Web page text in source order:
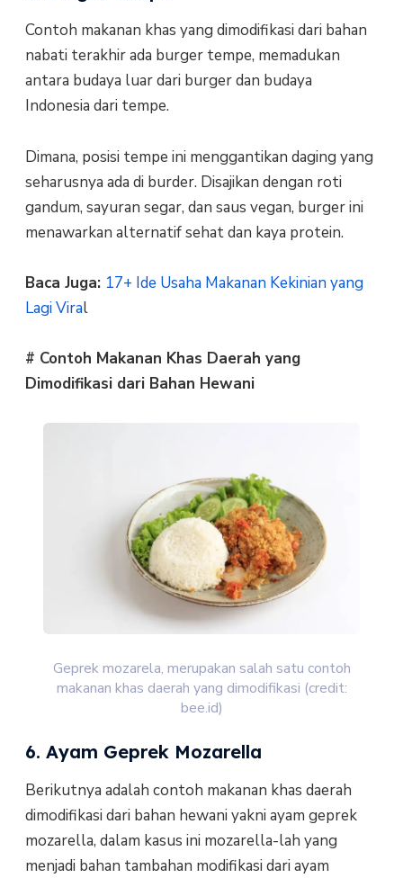
Contoh makanan khas yang dimodifikasi dari bahan
nabati terakhir ada burger tempe, memadukan
antara budaya luar dari burger dan budaya
Indonesia dari tempe.
Dimana, posisi tempe ini menggantikan daging yang
seharusnya ada di burder. Disajikan dengan roti
gandum, sayuran segar, dan saus vegan, burger ini
menawarkan alternatif sehat dan kaya protein.
Baca Juga: 17+ Ide Usaha Makanan Kekinian yang
Lagi Viral
# Contoh Makanan Khas Daerah yang
Dimodifikasi dari Bahan Hewani
Geprek mozarela, merupakan salah satu contoh
makanan khas daerah yang dimodifikasi (credit:
bee.id)
6. Ayam Geprek Mozarella
Berikutnya adalah contoh makanan khas daerah
dimodifikasi dari bahan hewani yakni ayam geprek
mozarella, dalam kasus ini mozarella-lah yang
menjadi bahan tambahan modifikasi dari ayam